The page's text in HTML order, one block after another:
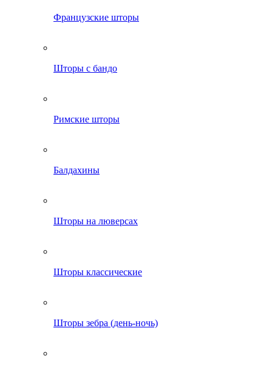
Французские шторы
Шторы с бандо
Римские шторы
Балдахины
Шторы на люверсах
Шторы классические
Шторы зебра (день-ночь)